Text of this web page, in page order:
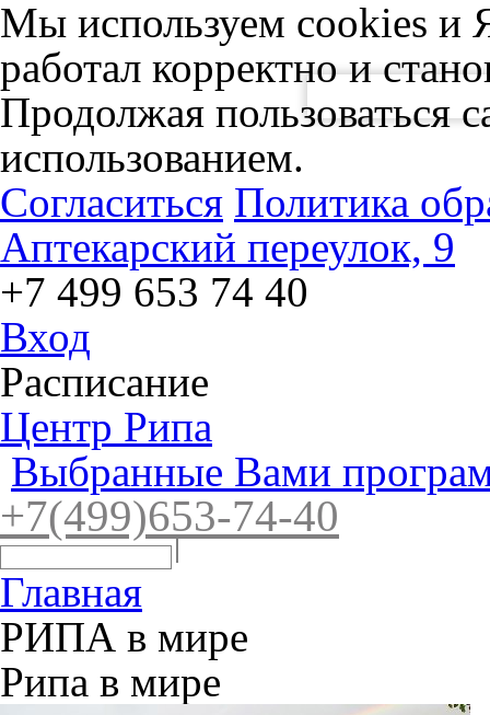
Мы используем cookies и
работал корректно и
Продолжая пользоваться
использованием.
Согласиться Политика
Аптекарский переулок, 9
+7 499 653 74 40
Вход
Расписание
Центр Рипа
Выбранные Вами
+7(499)653-74-40
Главная
РИПА в мире
Рипа в мире